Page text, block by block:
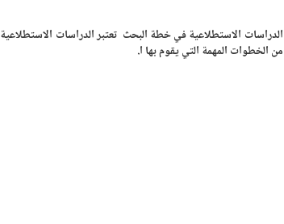
الدراسات الاستطلاعية في خطة البحث تعتبر الدراسات الاستطلاعية
من الخطوات المهمة التي يقوم بها ا.